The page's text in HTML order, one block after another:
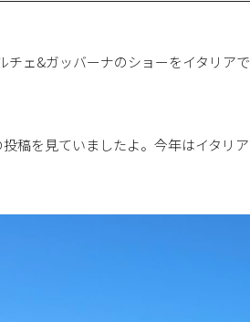
ェ&ガッバーナのショーをイタリアで
を見ていましたよ。今年はイタリ